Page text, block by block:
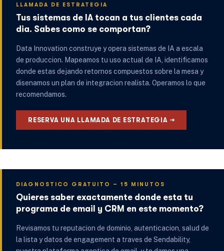
LLAMADA DE ESTRATEGIA
Tus sistemas de IA tocan a tus clientes cada
dia. Sabes como se comportan?
Data Innovation construye y opera sistemas de IA a escala
de produccion. Mapeamos tu uso actual de IA, identificamos
donde estas dejando retornos compuestos sobre la mesa y
disenamos un plan de integracion realista. Operamos lo que
recomendamos.
RESERVA UNA LLAMADA DE ESTRATEGIA →
DIAGNOSTICO GRATUITO – 15 MINUTOS
Quieres saber exactamente donde esta tu
programa de email y CRM en este momento?
Revisamos tu reputacion de dominio, autenticacion, salud de
la lista y datos de engagement a traves de Sendability,